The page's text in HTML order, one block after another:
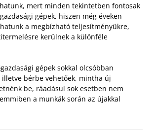
mert minden tekintetben fontosak
gépek, hiszen még éveken
a megbízható teljesítményükre,
kerülnek a különféle
gépek sokkal olcsóbban
illetve bérbe vehetőek, mintha új
be, ráadásul sok esetben nem
a munkák során az újakkal